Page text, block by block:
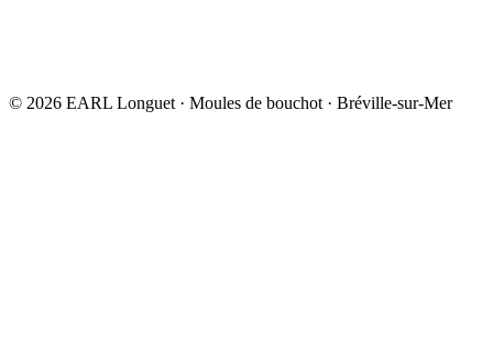
© 2026 EARL Longuet · Moules de bouchot · Bréville-sur-Mer